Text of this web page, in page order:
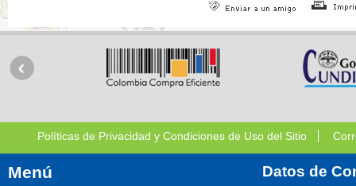
Políticas de Privacidad y Condiciones de Uso del Sitio
Menú Datos de